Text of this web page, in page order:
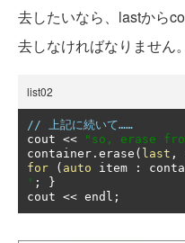
去したいなら、lastから
去しなければなりません。
list02
// 上記に続いて……
cout << "so, erase
container . erase ( last ,
for
( auto item :
' ;
}
cout << endl ;